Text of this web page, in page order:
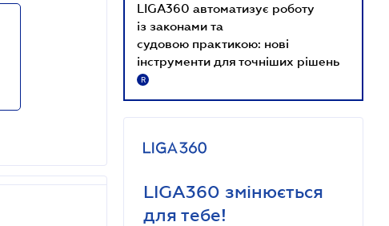
LIGA360 автоматизує роботу
із законами та
судовою практикою: нові
інструменти для точніших рішень
R
LIGA360 змінюється
для тебе!